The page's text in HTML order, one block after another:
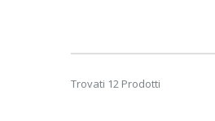
Trovati 12 Prodotti